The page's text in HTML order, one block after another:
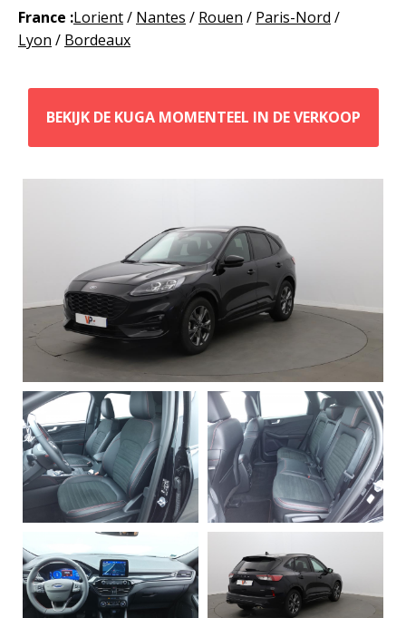
France :Lorient/ Nantes / Rouen / Paris-Nord /
Lyon / Bordeaux
BEKIJK DE KUGA MOMENTEEL IN DE VERKOOP